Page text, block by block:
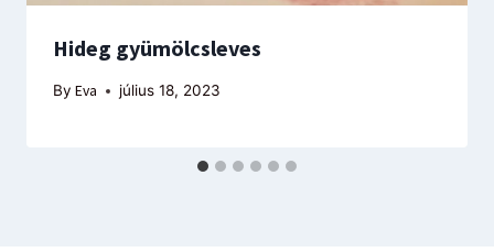
Hideg gyümölcsleves
By Eva július 18, 2023